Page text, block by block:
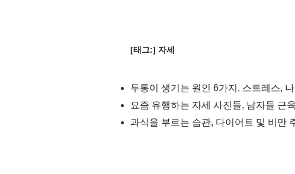
[태그:] 자세
두통이 생기는 원인 6가지, 스트레스,
요즘 유행하는 자세 사진들, 남자들 근
과식을 부르는 습관, 다이어트 및 비만